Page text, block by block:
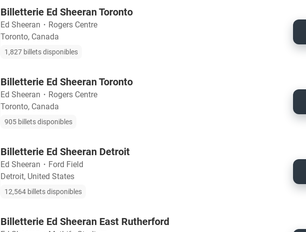
Billetterie Ed Sheeran Toronto
Ed Sheeran ・ Rogers Centre
Toronto, Canada
1,827 billets disponibles
Billetterie Ed Sheeran Toronto
Ed Sheeran ・ Rogers Centre
Toronto, Canada
905 billets disponibles
Billetterie Ed Sheeran Detroit
Ed Sheeran ・ Ford Field
Detroit, United States
12,564 billets disponibles
Billetterie Ed Sheeran East Rutherford